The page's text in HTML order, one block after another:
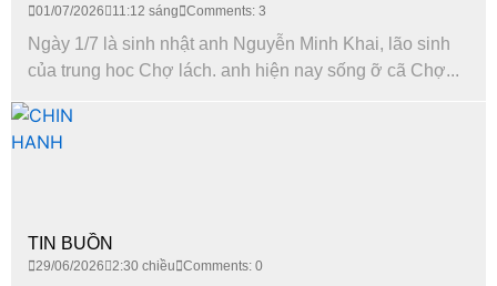
01/07/2026 11:12 sáng Comments: 3
Ngày 1/7 là sinh nhật anh Nguyễn Minh Khai, lão sinh
của trung hoc Chợ lách. anh hiện nay sống ỡ cã Chợ...
TIN BUỒN
29/06/2026 2:30 chiều Comments: 0